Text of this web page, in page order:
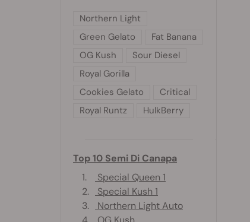
Northern Light
Green Gelato
Fat Banana
OG Kush
Sour Diesel
Royal Gorilla
Cookies Gelato
Critical
Royal Runtz
HulkBerry
Top 10 Semi Di Canapa
1.
Special Queen 1
2.
Special Kush 1
3.
Northern Light Auto